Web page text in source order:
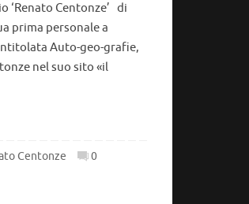
‘Renato Centonze’ di
prima personale a
Auto-geo-grafie,
nel suo sito «il
Centonze 0